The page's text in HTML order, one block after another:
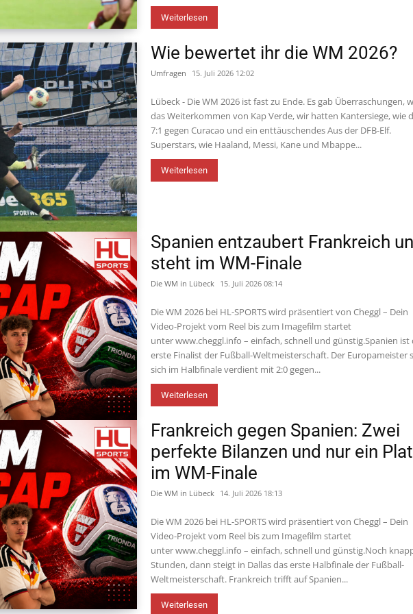
Weiterlesen
Wie bewertet ihr die WM 2026?
Umfragen 15. Juli 2026 12:02
Lübeck - Die WM 2026 ist fast zu Ende. Es gab Überraschungen,
das Weiterkommen von Kap Verde, wir hatten Kantersiege, wie
7:1 gegen Curacao und ein enttäuschendes Aus der DFB-Elf.
Superstars, wie Haaland, Messi, Kane und Mbappe...
Weiterlesen
Spanien entzaubert Frankreich
steht im WM-Finale
Die WM in Lübeck 15. Juli 2026 08:14
Die WM 2026 bei HL-SPORTS wird präsentiert von Cheggl – Dein
Video-Projekt vom Reel bis zum Imagefilm startet
unter www.cheggl.info – einfach, schnell und günstig.Spanien ist
erste Finalist der Fußball-Weltmeisterschaft. Der Europameister
sich im Halbfinale verdient mit 2:0 gegen...
Weiterlesen
Frankreich gegen Spanien: Zwei
perfekte Bilanzen und nur ein
im WM-Finale
Die WM in Lübeck 14. Juli 2026 18:13
Die WM 2026 bei HL-SPORTS wird präsentiert von Cheggl – Dein
Video-Projekt vom Reel bis zum Imagefilm startet
unter www.cheggl.info – einfach, schnell und günstig.Noch
Stunden, dann steigt in Dallas das erste Halbfinale der Fußball-
Weltmeisterschaft. Frankreich trifft auf Spanien...
Weiterlesen